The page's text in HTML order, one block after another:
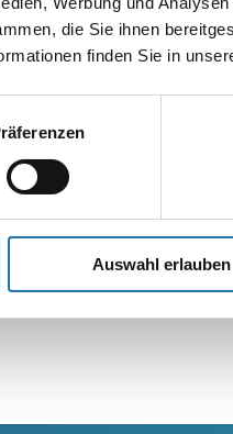
die Sie ihnen
finden Sie in
Auswahl erlauben